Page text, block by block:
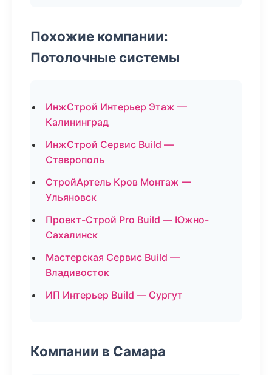
Похожие компании:
Потолочные системы
ИнжСтрой Интерьер Этаж —
Калининград
ИнжСтрой Сервис Build —
Ставрополь
СтройАртель Кров Монтаж —
Ульяновск
Проект-Строй Pro Build — Южно-
Сахалинск
Мастерская Сервис Build —
Владивосток
ИП Интерьер Build — Сургут
Компании в Самара